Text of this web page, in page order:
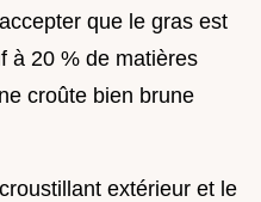
que le gras est
à 20 % de matières
croûte bien brune
extérieur et le